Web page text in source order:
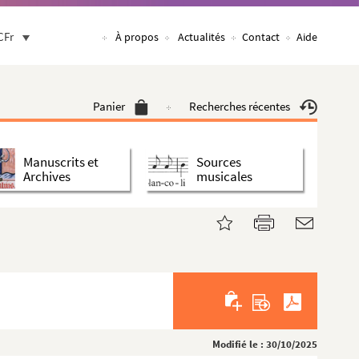
À propos Actualités Contact Aide
Panier Recherches récentes
Manuscrits et
Archives
Sources
musicales
Modifié le : 30/10/2025